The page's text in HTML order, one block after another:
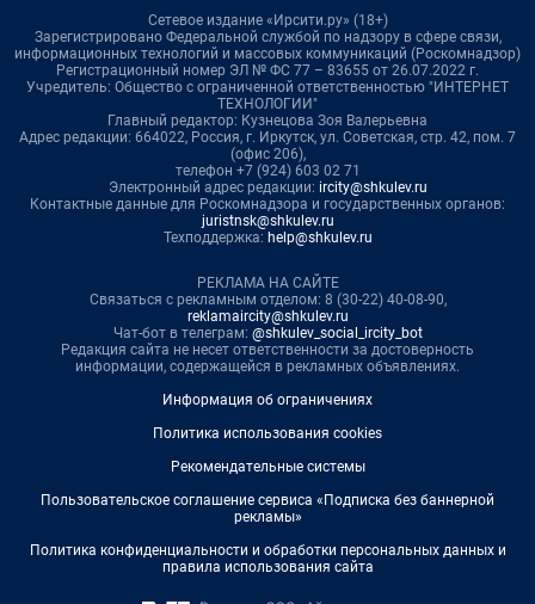
Сетевое издание «Ирсити.ру» (18+)
Зарегистрировано Федеральной службой по надзору в сфере связи,
информационных технологий и массовых коммуникаций (Роскомнадзор)
Регистрационный номер ЭЛ № ФС 77 – 83655 от 26.07.2022 г.
Учредитель: Общество с ограниченной ответственностью "ИНТЕРНЕТ
ТЕХНОЛОГИИ"
Главный редактор: Кузнецова Зоя Валерьевна
Адрес редакции: 664022, Россия, г. Иркутск, ул. Советская, стр. 42, пом. 7
(офис 206),
телефон +7 (924) 603 02 71
Электронный адрес редакции: ircity@shkulev.ru
Контактные данные для Роскомнадзора и государственных органов:
juristnsk@shkulev.ru
Техподдержка: help@shkulev.ru
РЕКЛАМА НА САЙТЕ
Связаться с рекламным отделом: 8 (30-22) 40-08-90,
reklamaircity@shkulev.ru
Чат-бот в телеграм: @shkulev_social_ircity_bot
Редакция сайта не несет ответственности за достоверность
информации, содержащейся в рекламных объявлениях.
Информация об ограничениях
Политика использования cookies
Рекомендательные системы
Пользовательское соглашение сервиса «Подписка без баннерной
рекламы»
Политика конфиденциальности и обработки персональных данных и
правила использования сайта